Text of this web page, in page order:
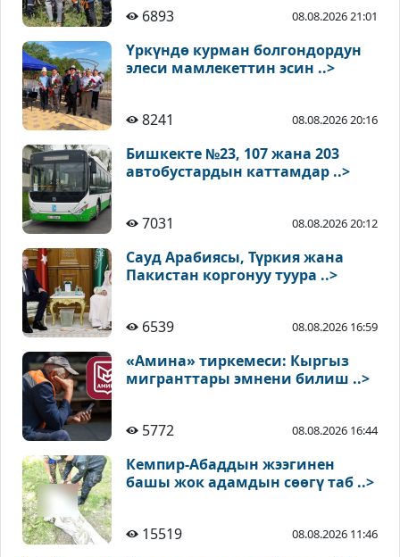
6893 08.08.2026 21:01
Үркүндө курман болгондордун
элеси мамлекеттин эсин ..>
8241 08.08.2026 20:16
Бишкекте №23, 107 жана 203
автобустардын каттамдар ..>
7031 08.08.2026 20:12
Сауд Арабиясы, Түркия жана
Пакистан коргонуу туура ..>
6539 08.08.2026 16:59
«Амина» тиркемеси: Кыргыз
мигранттары эмнени билиш ..>
5772 08.08.2026 16:44
Кемпир-Абаддын жээгинен
башы жок адамдын сөөгү таб ..>
15519 08.08.2026 11:46